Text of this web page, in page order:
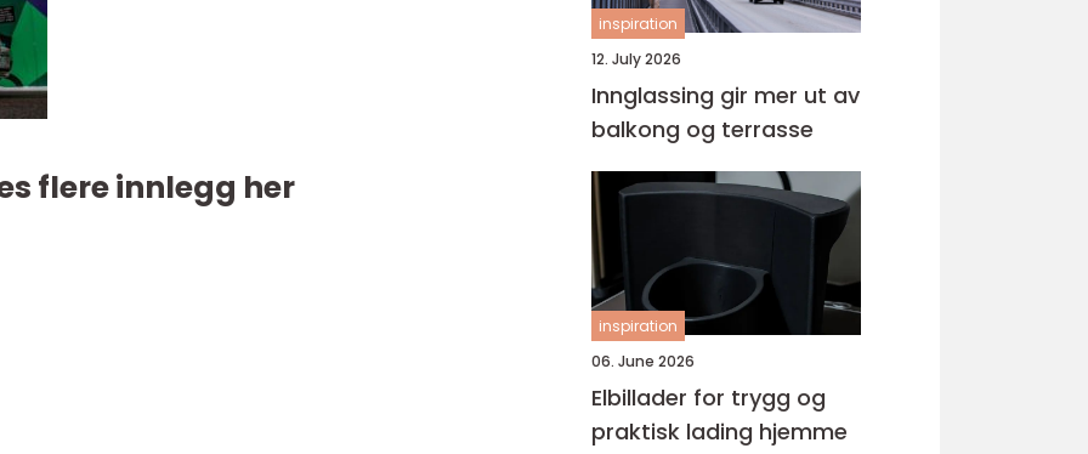
flere innlegg her
inspiration
12. July 2026
Innglassing gir mer ut av
balkong og terrasse
inspiration
06. June 2026
Elbillader for trygg og
praktisk lading hjemme